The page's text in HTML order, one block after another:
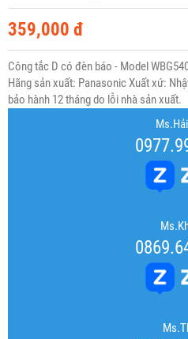
359,000 đ
Công tắc D có đèn báo - Model
Hãng sản xuất: Panasonic Xuất xứ:
bảo hành 12 tháng do lỗi nhà sản xuất.